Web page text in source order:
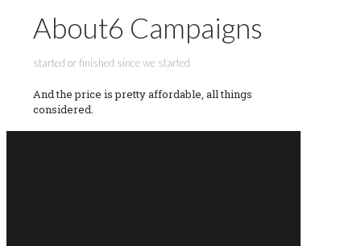
About6 Campaigns
started or finished since we started
And the price is pretty affordable, all things
considered.